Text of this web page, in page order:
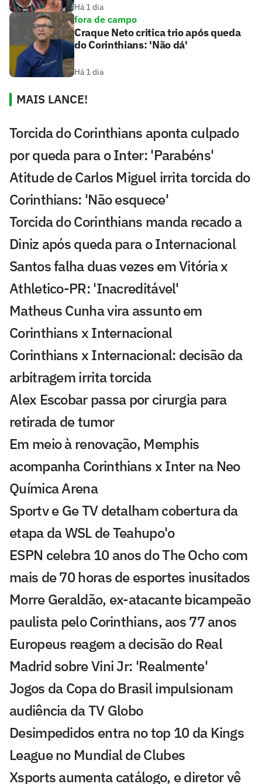
Há 1 dia
fora de campo
Craque Neto critica trio após queda
do Corinthians: 'Não dá'
Há 1 dia
MAIS LANCE!
Torcida do Corinthians aponta culpado
por queda para o Inter: 'Parabéns'
Atitude de Carlos Miguel irrita torcida do
Corinthians: 'Não esquece'
Torcida do Corinthians manda recado a
Diniz após queda para o Internacional
Santos falha duas vezes em Vitória x
Athletico-PR: 'Inacreditável'
Matheus Cunha vira assunto em
Corinthians x Internacional
Corinthians x Internacional: decisão da
arbitragem irrita torcida
Alex Escobar passa por cirurgia para
retirada de tumor
Em meio à renovação, Memphis
acompanha Corinthians x Inter na Neo
Química Arena
Sportv e Ge TV detalham cobertura da
etapa da WSL de Teahupo'o
ESPN celebra 10 anos do The Ocho com
mais de 70 horas de esportes inusitados
Morre Geraldão, ex-atacante bicampeão
paulista pelo Corinthians, aos 77 anos
Europeus reagem a decisão do Real
Madrid sobre Vini Jr: 'Realmente'
Jogos da Copa do Brasil impulsionam
audiência da TV Globo
Desimpedidos entra no top 10 da Kings
League no Mundial de Clubes
Xsports aumenta catálogo, e diretor vê